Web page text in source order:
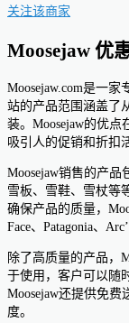
关注该商家
Moosejaw 优
Moosejaw.com是一
站的产品范围涵盖了
装。Moosejaw的优
吸引人的促销和折扣
Moosejaw销售的产
雪板、雪鞋、雪杖等
确保产品的质量，
Face、Patagonia、
除了高质量的产品，
于使用，客户可以随
Moosejaw还提供免
度。